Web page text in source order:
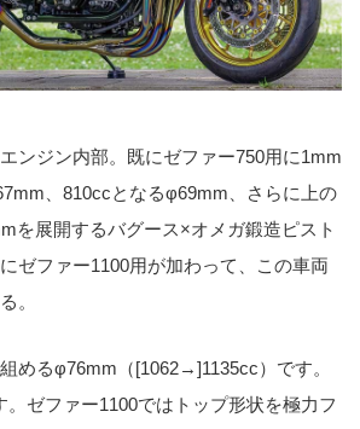
ンジン内部。既にゼファー750用に1mm
、810ccとなるφ69mm、さらに上の
を展開するバグース×オメガ鍛造ピスト
ゼファー1100用が加わって、この車両
。
めるφ76mm（[1062→]1135cc）です。
ゼファー1100ではトップ形状を極力フ